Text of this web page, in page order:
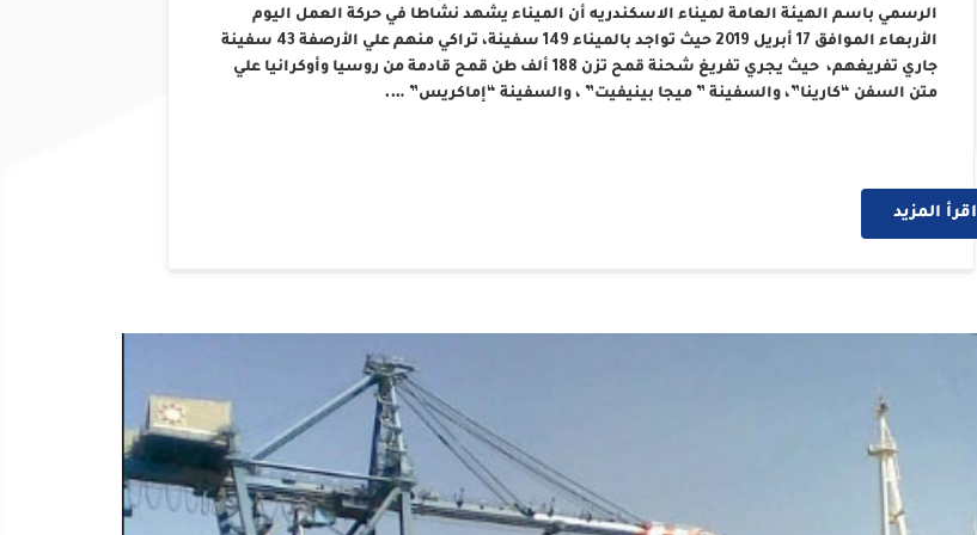
الرسمي باسم الهيئة العامة لميناء الاسكندريه أن الميناء يشهد نشاطا في حركة العمل اليوم
الأربعاء الموافق 17 أبريل 2019 حيث تواجد بالميناء 149 سفينة، تراكي منهم علي الأرصفة 43 سفينة
جاري تفريغهم، حيث يجري تفريغ شحنة قمح تزن 188 ألف طن قمح قادمة من روسيا وأوكرانيا علي
متن السفن “كارينا”، والسفينة ” ميجا بينيفيت” ، والسفينة “إماكريس” ….
اقرأ المزيد